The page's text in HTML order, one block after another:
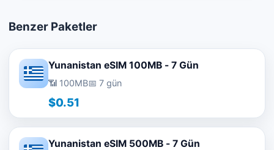
Benzer Paketler
Yunanistan eSIM 100MB - 7 Gün
📶 100MB📅 7 gün
$0.51
Yunanistan eSIM 500MB - 7 Gün